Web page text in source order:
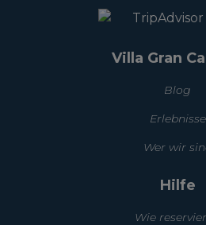
Villa Gran
Blog
Erlebnisse
Wer wir
Hilfe
Wie